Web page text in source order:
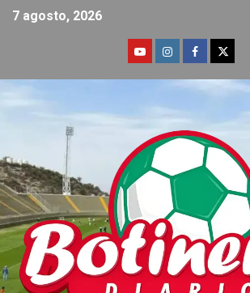
7 agosto, 2026